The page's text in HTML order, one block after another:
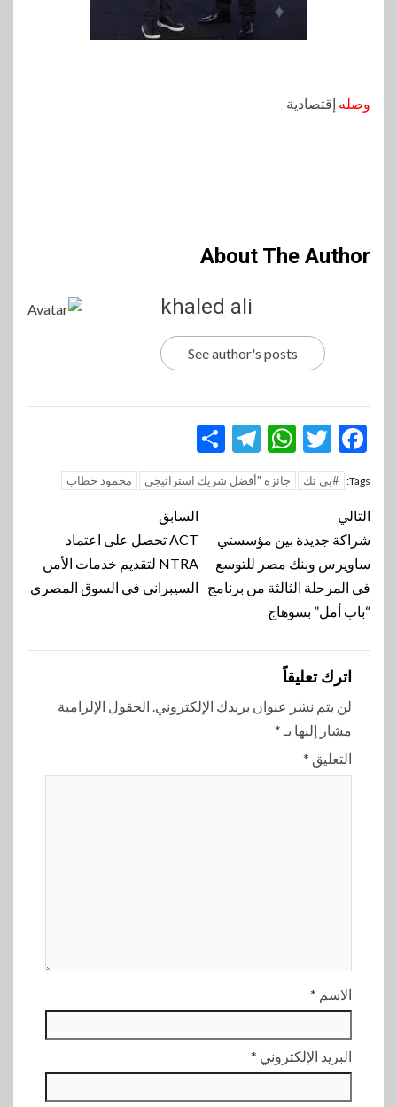
وصله إقتصادية
About The Author
khaled ali
See author's posts
Facebook
Twitter
WhatsApp
Telegram
Tags: #بى تك جائزة "أفضل شريك استراتيجي محمود خطاب
تنقل
المقالة
السابق
ACT تحصل على اعتماد
NTRA لتقديم خدمات الأمن
السيبراني في السوق المصري
التالي
شراكة جديدة بين مؤسستي
ساويرس وبنك مصر للتوسع
في المرحلة الثالثة من برنامج
“باب أمل” بسوهاج
اترك تعليقاً
لن يتم نشر عنوان بريدك الإلكتروني. الحقول الإلزامية
مشار إليها بـ *
التعليق *
الاسم *
البريد الإلكتروني *